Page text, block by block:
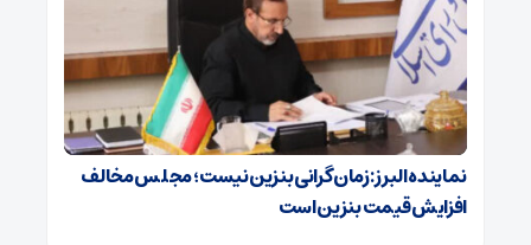
نماینده البرز: زمان گرانی بنزین نیست؛ مجلس مخالف
افزایش قیمت بنزین است